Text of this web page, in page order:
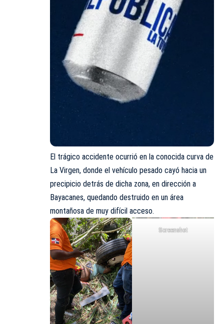
El trágico accidente ocurrió en la conocida curva de
La Virgen, donde el vehículo pesado cayó hacia un
precipicio detrás de dicha zona, en dirección a
Bayacanes, quedando destruido en un área
montañosa de muy difícil acceso.
Screenshot